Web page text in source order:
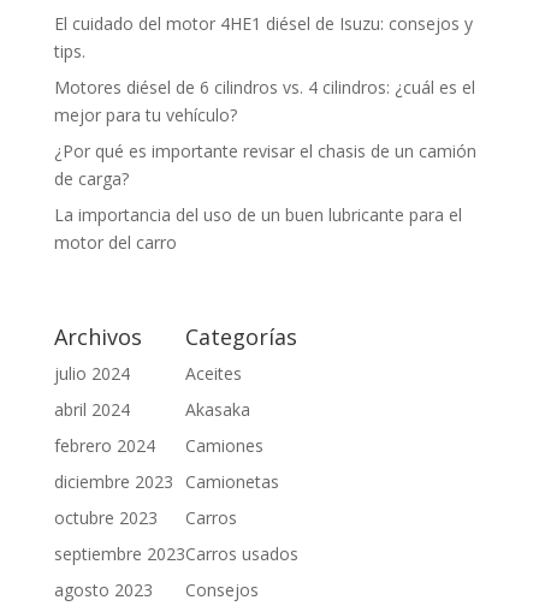
El cuidado del motor 4HE1 diésel de Isuzu: consejos y
tips.
Motores diésel de 6 cilindros vs. 4 cilindros: ¿cuál es el
mejor para tu vehículo?
¿Por qué es importante revisar el chasis de un camión
de carga?
La importancia del uso de un buen lubricante para el
motor del carro
Archivos
julio 2024
abril 2024
febrero 2024
diciembre 2023
octubre 2023
septiembre 2023
agosto 2023
Categorías
Aceites
Akasaka
Camiones
Camionetas
Carros
Carros usados
Consejos